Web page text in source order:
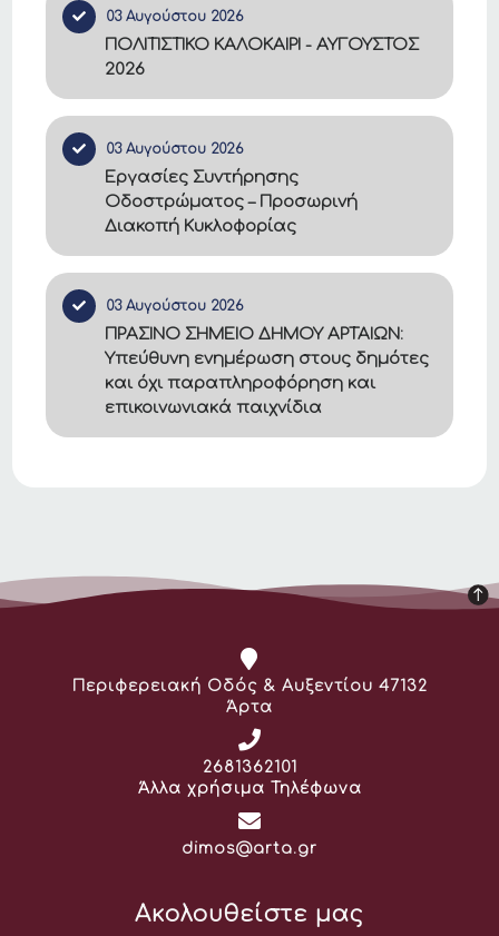
03 Αυγούστου 2026
ΠΟΛΙΤΙΣΤΙΚΟ ΚΑΛΟΚΑΙΡΙ - ΑΥΓΟΥΣΤΟΣ
2026
03 Αυγούστου 2026
Εργασίες Συντήρησης
Οδοστρώματος – Προσωρινή
Διακοπή Κυκλοφορίας
03 Αυγούστου 2026
ΠΡΑΣΙΝΟ ΣΗΜΕΙΟ ΔΗΜΟΥ ΑΡΤΑΙΩΝ:
Υπεύθυνη ενημέρωση στους δημότες
και όχι παραπληροφόρηση και
επικοινωνιακά παιχνίδια
Διεύθυνση:
Περιφερειακή Οδός & Αυξεντίου 47132
Άρτα
Τηλέφωνο:
2681362101
Άλλα χρήσιμα Τηλέφωνα
Email:
dimos@arta.gr
Ακολουθείστε μας